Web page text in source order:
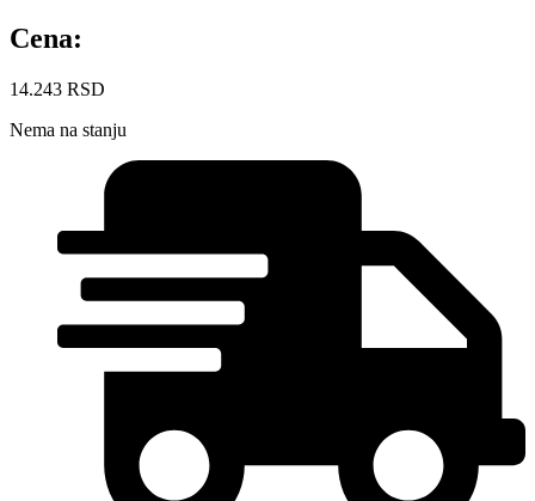
Cena:
14.243 RSD
Nema na stanju